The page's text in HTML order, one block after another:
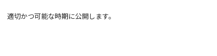
適切かつ可能な時期に公開します。